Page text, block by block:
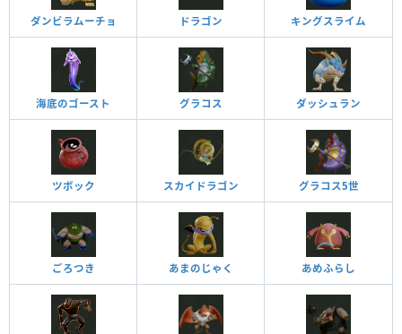
ダンビラムーチョ ドラゴン キングスライム
海底のゴースト グラコス ダッシュラン
ツボック スカイドラゴン グラコス5世
ごろつき あまのじゃく あめふらし